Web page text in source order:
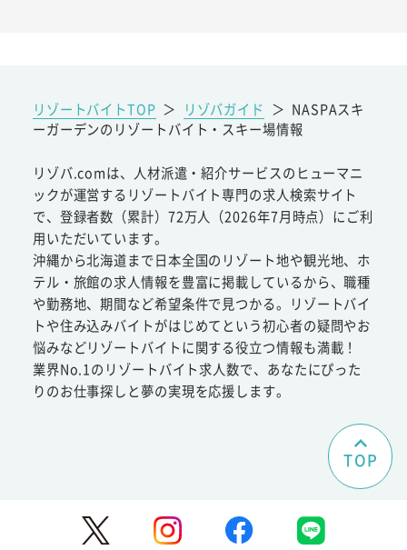
リゾートバイトTOP ＞ リゾバガイド ＞ NASPAスキ
ーガーデンのリゾートバイト・スキー場情報
リゾバ.comは、人材派遣・紹介サービスのヒューマニ
ックが運営するリゾートバイト専門の求人検索サイト
で、登録者数（累計）72万人（2026年7月時点）にご利
用いただいています。
沖縄から北海道まで日本全国のリゾート地や観光地、ホ
テル・旅館の求人情報を豊富に掲載しているから、職種
や勤務地、期間など希望条件で見つかる。リゾートバイ
トや住み込みバイトがはじめてという初心者の疑問やお
悩みなどリゾートバイトに関する役立つ情報も満載！
業界No.1のリゾートバイト求人数で、あなたにぴった
りのお仕事探しと夢の実現を応援します。
TOP